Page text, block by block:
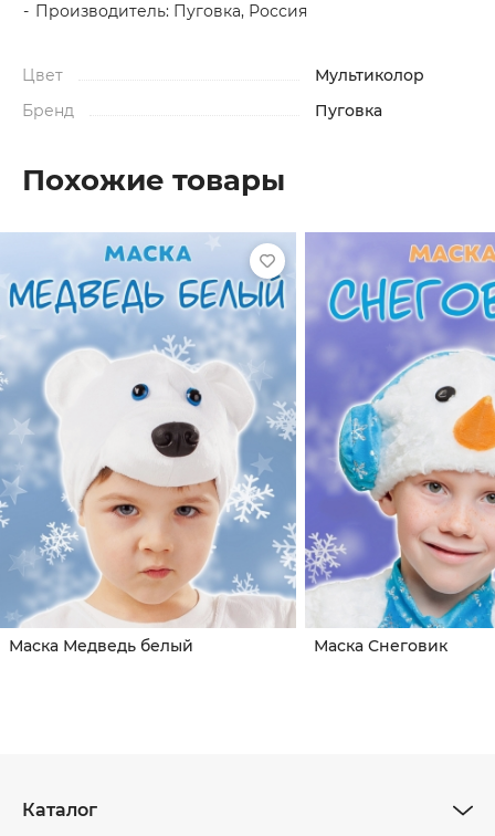
Производитель: Пуговка, Россия
Цвет
Мультиколор
Бренд
Пуговка
Похожие товары
Маска Медведь белый Маска Снеговик
Каталог